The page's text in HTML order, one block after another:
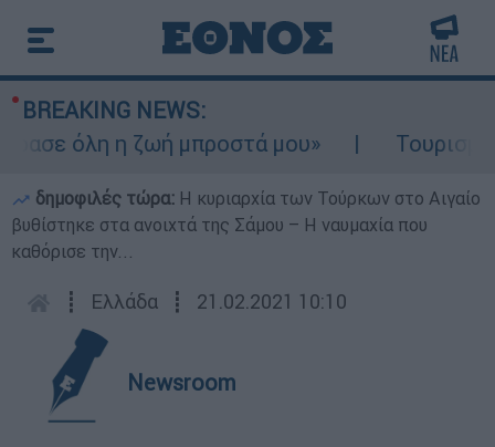
BREAKING NEWS:
όλη η ζωή μπροστά μου»
Τουρισμός
δημοφιλές τώρα: Η κυριαρχία των Τούρκων στο Αιγαίο
βυθίστηκε στα ανοιχτά της Σάμου – Η ναυμαχία που
καθόρισε την...
┋ Ελλάδα ┋ 21.02.2021 10:10
Newsroom